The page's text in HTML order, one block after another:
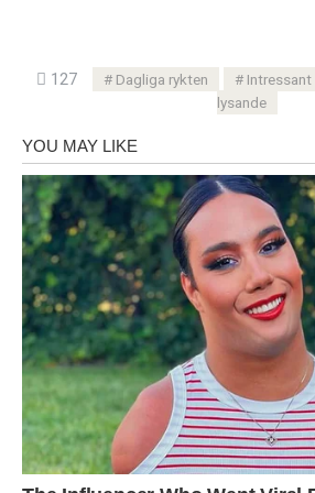
127 Dagliga rykten
lysande